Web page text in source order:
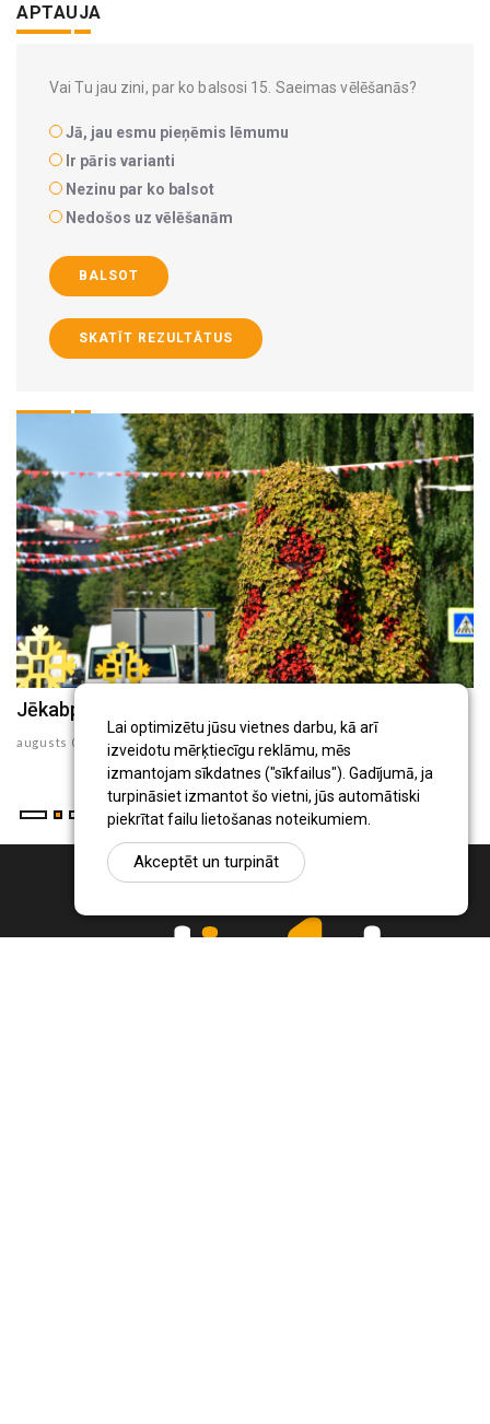
Lai optimizētu jūsu vietnes darbu, kā arī
izveidotu mērķtiecīgu reklāmu, mēs
izmantojam sīkdatnes ("sīkfailus"). Gadījumā, ja
turpināsiet izmantot šo vietni, jūs automātiski
piekrītat failu lietošanas noteikumiem.
Akceptēt un turpināt
APTAUJA
Vai Tu jau zini, par ko balsosi 15. Saeimas vēlēšanās?
Jā, jau esmu pieņēmis lēmumu
Ir pāris varianti
Nezinu par ko balsot
Nedošos uz vēlēšanām
BALSOT
SKATĪT REZULTĀTUS
Jēkabpils Radio1 ziņas 2026.gada 6.augustā
augusts 06 , 2026